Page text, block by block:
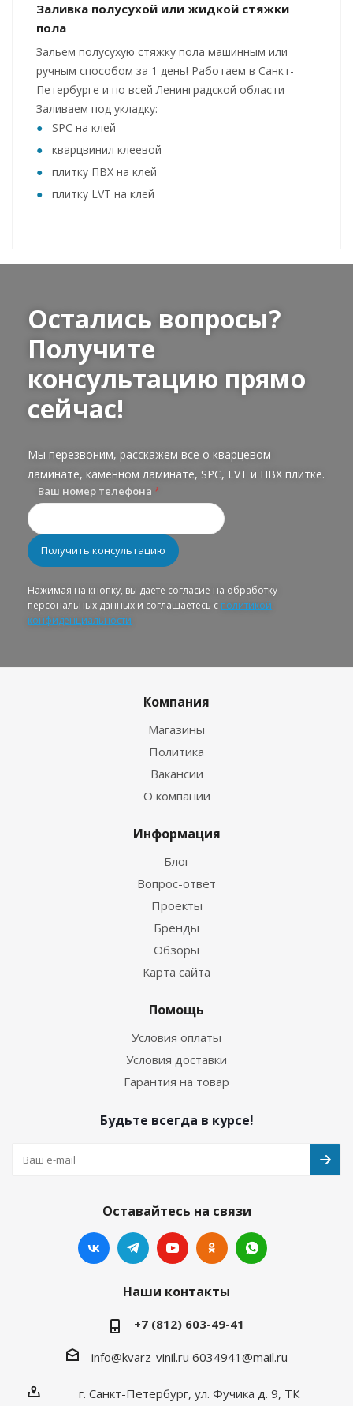
Заливка полусухой или жидкой стяжки
пола
Зальем полусухую стяжку пола машинным или
ручным способом за 1 день! Работаем в Санкт-
Петербурге и по всей Ленинградской области
Заливаем под укладку:
SPC на клей
кварцвинил клеевой
плитку ПВХ на клей
плитку LVT на клей
Остались вопросы?
Получите
консультацию прямо
сейчас!
Мы перезвоним, расскажем все о кварцевом
ламинате, каменном ламинате, SPC, LVT и ПВХ плитке.
Ваш номер телефона *
Нажимая на кнопку, вы даёте согласие на обработку
персональных данных и соглашаетесь с политикой
конфиденциальности
Компания
Магазины
Политика
Вакансии
О компании
Информация
Блог
Вопрос-ответ
Проекты
Бренды
Обзоры
Карта сайта
Помощь
Условия оплаты
Условия доставки
Гарантия на товар
Будьте всегда в курсе!
Оставайтесь на связи
Наши контакты
+7 (812) 603-49-41
info@kvarz-vinil.ru 6034941@mail.ru
г. Санкт-Петербург, ул. Фучика д. 9, ТК